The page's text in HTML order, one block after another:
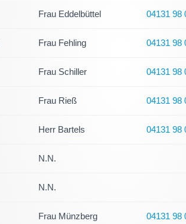
Frau Eddelbüttel 04131 98
Frau Fehling 04131 98
Frau Schiller 04131 98
Frau Rieß 04131 98
Herr Bartels 04131 98
N.N.
N.N.
Frau Münzberg 04131 98